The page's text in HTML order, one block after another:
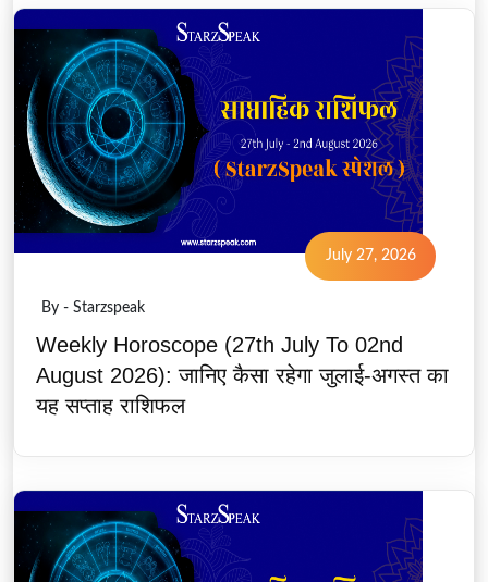
July 27, 2026
By - Starzspeak
Weekly Horoscope (27th July To 02nd
August 2026): जानिए कैसा रहेगा जुलाई-अगस्त का
यह सप्ताह राशिफल